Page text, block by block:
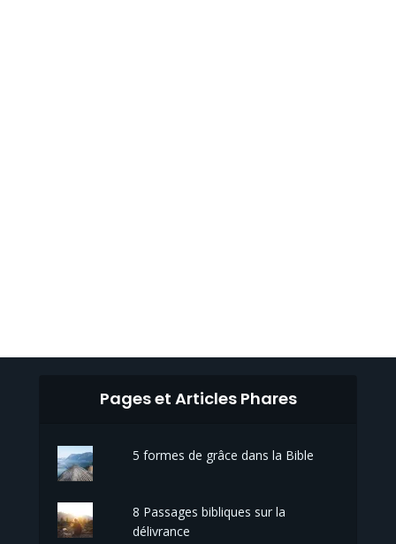
Pages et Articles Phares
5 formes de grâce dans la Bible
8 Passages bibliques sur la
délivrance